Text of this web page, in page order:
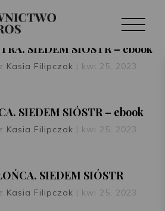
SIEDEM SIÓSTR – ebook
Kasia Filipczak | kwi 25, 2023
SIEDEM SIÓSTR – ebook
Kasia Filipczak | kwi 25, 2023
SIEDEM SIÓSTR
Kasia Filipczak | kwi 25, 2023